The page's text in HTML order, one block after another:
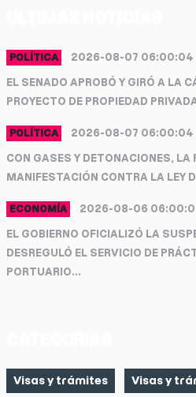
POLÍTICA
2026-08-07 06:00:04
EL SENADO APROBÓ Y GIRÓ A LA
PROYECTO DE PROPIEDAD
POLÍTICA
2026-08-07 06:00:04
CON GASES Y DETONACIONES, LA
MANIFESTACIÓN CONTRA LA LEY
ECONOMÍA
2026-08-06
EL GOBIERNO OFICIALIZÓ LA
DESREGULÓ EL SERVICIO DE
PORTUARIO...
Visas y trámites Visas y